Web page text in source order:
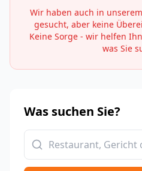
Wir haben auch in
gesucht, aber keine
Keine Sorge - wir helfen
was Sie
Was suchen Sie?